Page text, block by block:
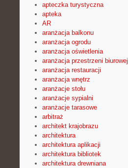
apteczka turystyczna
apteka
AR
aranżacja balkonu
aranżacja ogrodu
aranżacja oświetlenia
aranżacja przestrzeni biurowej
aranżacja restauracji
aranżacja wnętrz
aranżacje stołu
aranżacje sypialni
aranżacje tarasowe
arbitraż
architekt krajobrazu
architektura
architektura aplikacji
architektura bibliotek
architektura drewniana